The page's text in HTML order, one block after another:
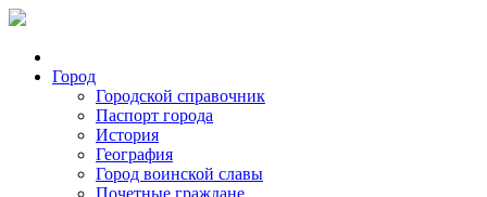
Город
Городской справочник
Паспорт города
История
География
Город воинской славы
Почетные граждане